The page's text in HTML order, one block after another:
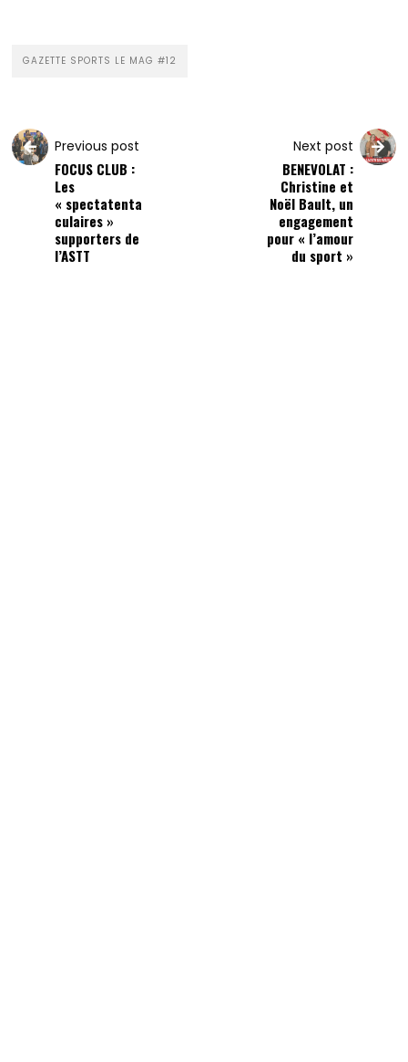
GAZETTE SPORTS LE MAG #12
Previous post
FOCUS CLUB :
Les
« spectatenta
culaires »
supporters de
l’ASTT
Next post
BENEVOLAT :
Christine et
Noël Bault, un
engagement
pour « l’amour
du sport »